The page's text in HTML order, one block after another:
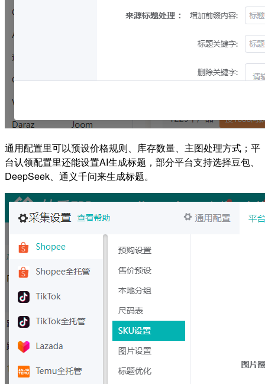
通用配置里可以预设价格规则、库存数量、主图处理方式；平
台认领配置里还能设置AI生成标题，部分平台支持选择豆包、
DeepSeek、通义千问来生成标题。